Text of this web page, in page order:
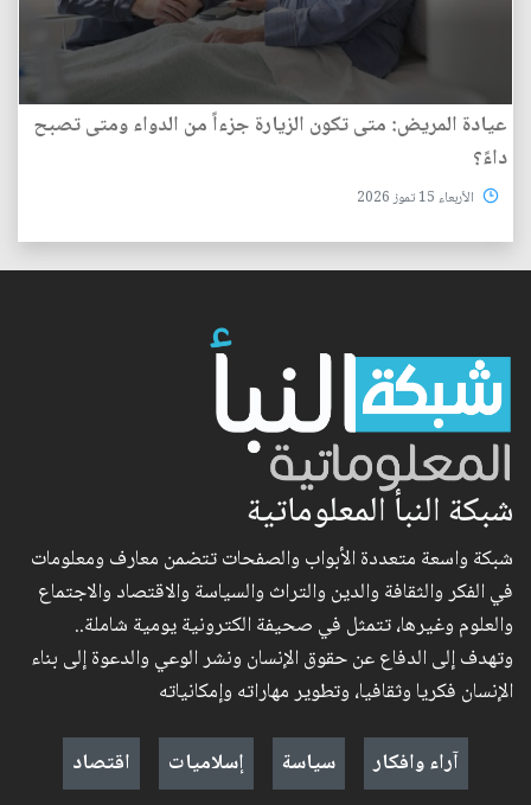
عيادة المريض: متى تكون الزيارة جزءاً من الدواء ومتى تصبح
داءً؟
الأربعاء 15 تموز 2026
شبكة النبأ المعلوماتية
شبكة واسعة متعددة الأبواب والصفحات تتضمن معارف ومعلومات
في الفكر والثقافة والدين والتراث والسياسة والاقتصاد والاجتماع
والعلوم وغيرها، تتمثل في صحيفة الكترونية يومية شاملة..
وتهدف إلى الدفاع عن حقوق الإنسان ونشر الوعي والدعوة إلى بناء
الإنسان فكريا وثقافيا، وتطوير مهاراته وإمكانياته
آراء وافكار
سياسة إسلاميات اقتصاد